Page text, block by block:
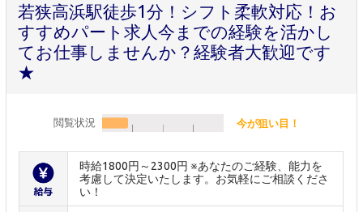
若狭高浜駅徒歩1分！シフト柔軟対応！お
すすめパート求人今までの経験を活かし
てお仕事しませんか？経験者大歓迎です
★
閲覧状況 今が狙い目！
時給1800円～2300円 ※あなたのご経験、能力を
考慮して決定いたします。お気軽にご相談くださ
い！